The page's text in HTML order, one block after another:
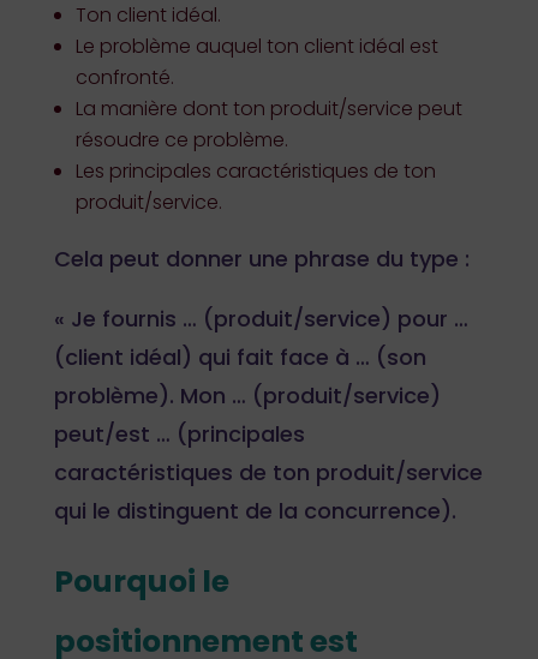
Ton client idéal.
Le problème auquel ton client idéal est
confronté.
La manière dont ton produit/service peut
résoudre ce problème.
Les principales caractéristiques de ton
produit/service.
Cela peut donner une phrase du type :
« Je fournis … (produit/service) pour …
(client idéal) qui fait face à … (son
problème). Mon … (produit/service)
peut/est … (principales
caractéristiques de ton produit/service
qui le distinguent de la concurrence).
Pourquoi le
positionnement est